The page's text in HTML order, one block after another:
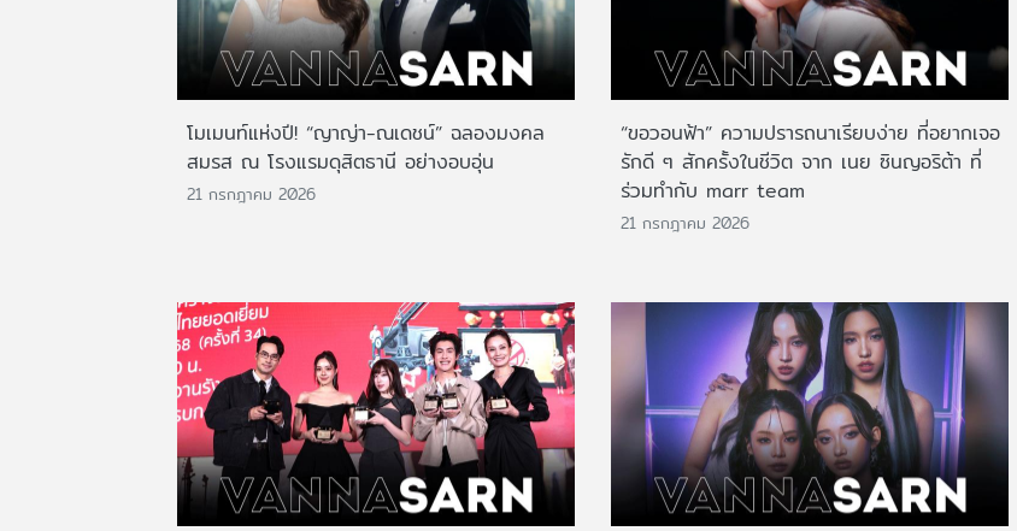
โมเมนท์แห่งปี! “ญาญ่า-ณเดชน์” ฉลองมงคล
สมรส ณ โรงแรมดุสิตธานี อย่างอบอุ่น
21 กรกฎาคม 2026
“ขอวอนฟ้า” ความปรารถนาเรียบง่าย ที่อยากเจอ
รักดี ๆ สักครั้งในชีวิต จาก เนย ซินญอริต้า ที่
ร่วมทำกับ marr team
21 กรกฎาคม 2026